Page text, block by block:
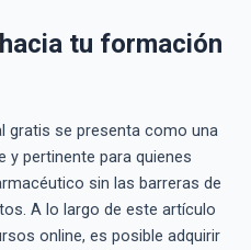
tu formación
gratis se presenta como una
y pertinente para quienes
sin las barreras de
A lo largo de este artículo
online, es posible adquirir